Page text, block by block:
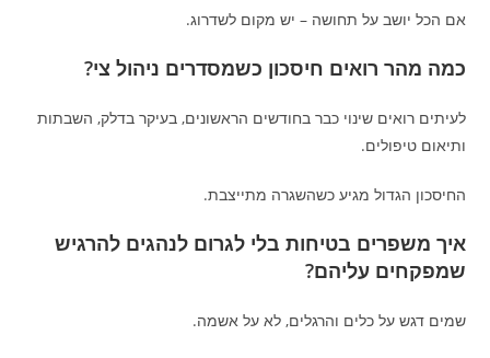
אם הכל יושב על תחושה – יש מקום לשדרוג.
כמה מהר רואים חיסכון כשמסדרים ניהול צי?
לעיתים רואים שינוי כבר בחודשים הראשונים, בעיקר בדלק, השבתות
ותיאום טיפולים.
החיסכון הגדול מגיע כשהשגרה מתייצבת.
איך משפרים בטיחות בלי לגרום לנהגים להרגיש
שמפקחים עליהם?
שמים דגש על כלים והרגלים, לא על אשמה.